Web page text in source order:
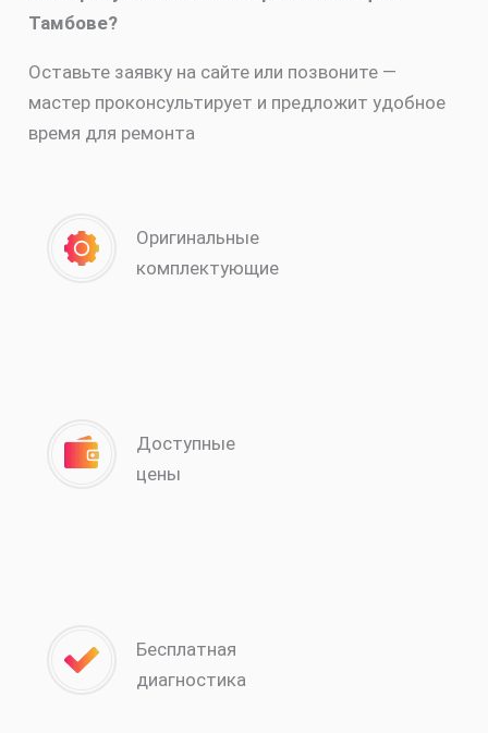
Тамбове?
Оставьте заявку на сайте или позвоните —
мастер проконсультирует и предложит удобное
время для ремонта
Оригинальные
комплектующие
Доступные
цены
Бесплатная
диагностика